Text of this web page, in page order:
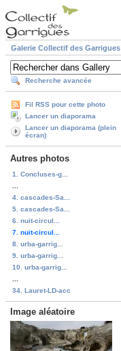
Galerie Collectif des Garrigues
Recherche avancée
Fil RSS pour cette photo
Lancer un diaporama
Lancer un diaporama (plein
écran)
Autres photos
1. Concluses-g...
4. cascades-Sa...
5. cascades-Sa...
6. nuit-circul...
7. nuit-circul...
8. urba-garrig...
9. urba-garrig...
10. urba-garrig...
34. Lauret-LD-acc
Image aléatoire